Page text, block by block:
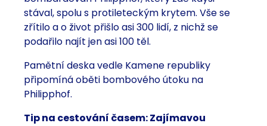
stával, spolu s protileteckým krytem. Vše se
zřítilo a o život přišlo asi 300 lidí, z nichž se
podařilo najít jen asi 100 těl.
Pamětní deska vedle Kamene republiky
připomíná oběti bombového útoku na
Philipphof.
Tip na cestování časem: Zajímavou